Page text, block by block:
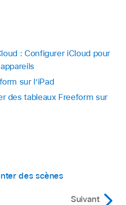
: Configurer iCloud pour
sur l’iPad
des tableaux Freeform sur
des scènes
Suivant